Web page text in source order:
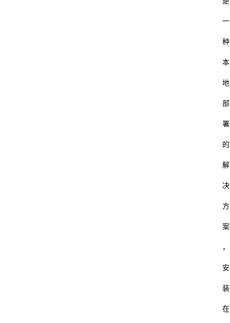
一
种
本
地
部
署
的
解
决
方
案
，
安
装
在